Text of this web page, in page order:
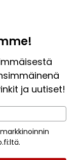
ja uutiset!